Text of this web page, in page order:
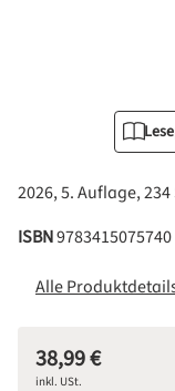
2026, 5. Auflage,
ISBN9783415075740
Alle
Regulärer Preis:
38,99 €
inkl. USt.